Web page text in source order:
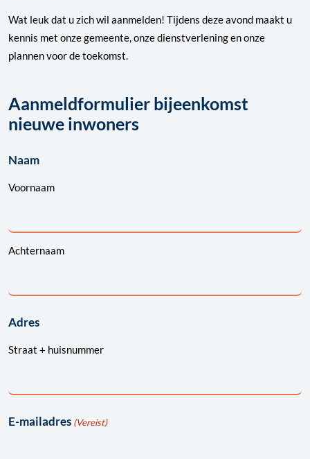
Wat leuk dat u zich wil aanmelden! Tijdens deze avond maakt u
kennis met onze gemeente, onze dienstverlening en onze
plannen voor de toekomst.
Aanmeldformulier bijeenkomst
nieuwe inwoners
Naam
Voornaam
Achternaam
Adres
Straat + huisnummer
E-mailadres (Vereist)